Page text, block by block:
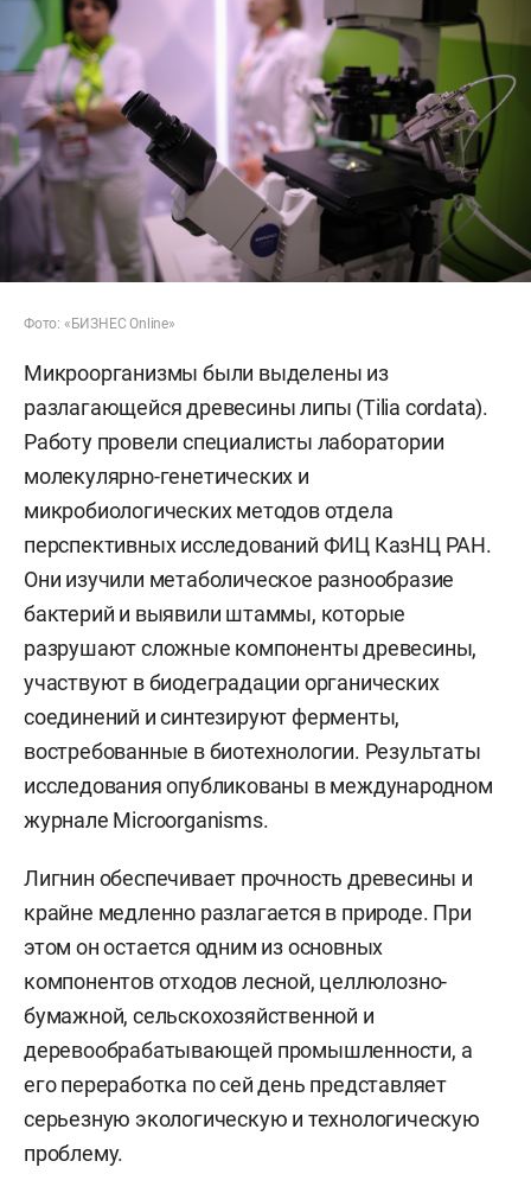
Фото: «БИЗНЕС Online»
Микроорганизмы были выделены из
разлагающейся древесины липы (Tilia cordata).
Работу провели специалисты лаборатории
молекулярно-генетических и
микробиологических методов отдела
перспективных исследований ФИЦ КазНЦ РАН.
Они изучили метаболическое разнообразие
бактерий и выявили штаммы, которые
разрушают сложные компоненты древесины,
участвуют в биодеградации органических
соединений и синтезируют ферменты,
востребованные в биотехнологии. Результаты
исследования опубликованы в международном
журнале Microorganisms.
Лигнин обеспечивает прочность древесины и
крайне медленно разлагается в природе. При
этом он остается одним из основных
компонентов отходов лесной, целлюлозно-
бумажной, сельскохозяйственной и
деревообрабатывающей промышленности, а
его переработка по сей день представляет
серьезную экологическую и технологическую
проблему.